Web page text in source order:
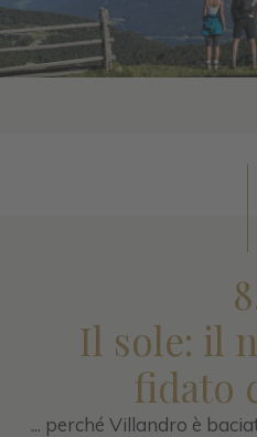
Il sole: il
fidato
... perché Villandro è